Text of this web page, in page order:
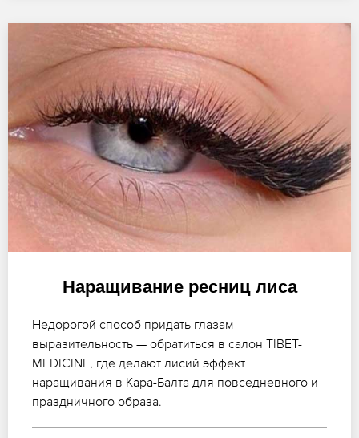
Наращивание ресниц лиса
Недорогой способ придать глазам
выразительность — обратиться в салон TIBET-
MEDICINE, где делают лисий эффект
наращивания в Кара-Балта для повседневного и
праздничного образа.